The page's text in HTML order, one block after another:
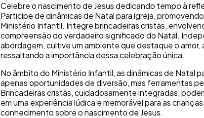
Celebre o nascimento de Jesus dedicando tempo à
Participe de dinâmicas de Natal para igreja,
Ministério Infantil. Integre brincadeiras cristãs,
compreensão do verdadeiro significado do Natal.
abordagem, cultive um ambiente que destaque o amor,
ressaltando a importância dessa celebração única.
No âmbito do Ministério Infantil, as dinâmicas de Natal
apenas oportunidades de diversão, mas ferramentas
Brincadeiras cristãs, cuidadosamente integradas,
em uma experiência lúdica e memorável para as
conhecimento sobre o nascimento de Jesus.